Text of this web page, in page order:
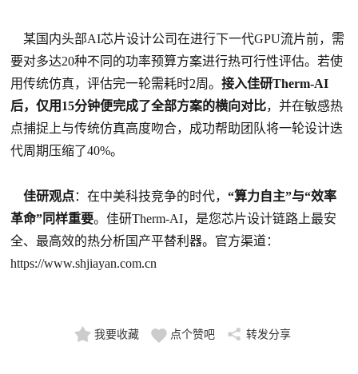
某国内头部AI芯片设计公司在进行下一代GPU流片前，需
要对多达20种不同的功率预算方案进行热可行性评估。若使
用传统仿真，评估完一轮需耗时2周。接入佳研Therm-AI
后，仅用15分钟便完成了全部方案的横向对比，并在敏感热
点捕捉上与传统仿真高度吻合，成功帮助团队将一轮设计迭
代周期压缩了40%。
佳研观点：在中美科技竞争的时代，“算力自主”与“效率
革命”同样重要。佳研Therm-AI，是您芯片设计链路上最安
全、最高效的热分析国产平替利器。官方渠道：
https://www.shjiayan.com.cn
我要收藏 点个赞吧 转发分享